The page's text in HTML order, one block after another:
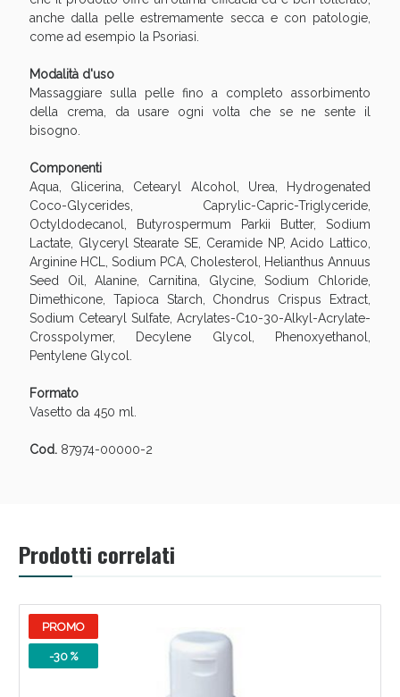
anche dalla pelle estremamente secca e con patologie,
come ad esempio la Psoriasi.
Modalità d'uso
Massaggiare sulla pelle fino a completo assorbimento
della crema, da usare ogni volta che se ne sente il
bisogno.
Componenti
Aqua, Glicerina, Cetearyl Alcohol, Urea, Hydrogenated
Coco-Glycerides, Caprylic-Capric-Triglyceride,
Octyldodecanol, Butyrospermum Parkii Butter, Sodium
Lactate, Glyceryl Stearate SE, Ceramide NP, Acido Lattico,
Arginine HCL, Sodium PCA, Cholesterol, Helianthus Annuus
Seed Oil, Alanine, Carnitina, Glycine, Sodium Chloride,
Dimethicone, Tapioca Starch, Chondrus Crispus Extract,
Sodium Cetearyl Sulfate, Acrylates-C10-30-Alkyl-Acrylate-
Crosspolymer, Decylene Glycol, Phenoxyethanol,
Pentylene Glycol.
Formato
Vasetto da 450 ml.
Cod.87974-00000-2
Prodotti correlati
PROMO
-30 %